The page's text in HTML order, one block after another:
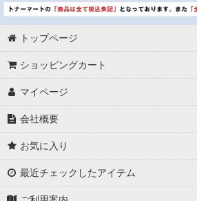
トップページ
ショッピングカート
マイページ
会社概要
お気に入り
最近チェックしたアイテム